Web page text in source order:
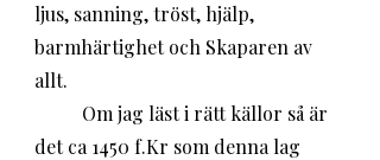
ljus, sanning, tröst, hjälp,
barmhärtighet och Skaparen av
allt.
det ca 1450 f.Kr som denna lag